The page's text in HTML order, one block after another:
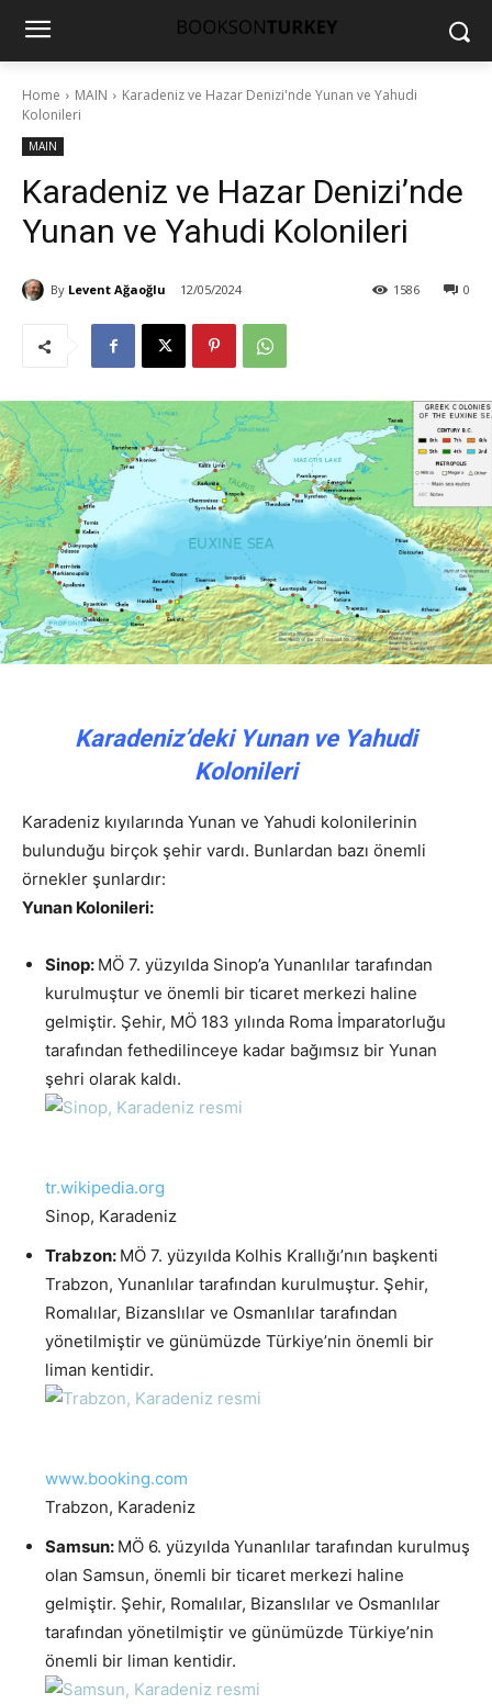
Home MAIN
Karadeniz ve Hazar Denizi'nde Yunan ve Yahudi
Kolonileri
MAIN
Karadeniz ve Hazar Denizi’nde
Yunan ve Yahudi Kolonileri
By Levent Ağaoğlu 12/05/2024 0
1586
Karadeniz’deki Yunan ve Yahudi
Kolonileri
Karadeniz kıyılarında Yunan ve Yahudi kolonilerinin
bulunduğu birçok şehir vardı. Bunlardan bazı önemli
örnekler şunlardır:
Yunan Kolonileri:
Sinop: MÖ 7. yüzyılda Sinop’a Yunanlılar tarafından
kurulmuştur ve önemli bir ticaret merkezi haline
gelmiştir. Şehir, MÖ 183 yılında Roma İmparatorluğu
tarafından fethedilinceye kadar bağımsız bir Yunan
şehri olarak kaldı.
tr.wikipedia.org
Sinop, Karadeniz
Trabzon: MÖ 7. yüzyılda Kolhis Krallığı’nın başkenti
Trabzon, Yunanlılar tarafından kurulmuştur. Şehir,
Romalılar, Bizanslılar ve Osmanlılar tarafından
yönetilmiştir ve günümüzde Türkiye’nin önemli bir
liman kentidir.
www.booking.com
Trabzon, Karadeniz
Samsun: MÖ 6. yüzyılda Yunanlılar tarafından kurulmuş
olan Samsun, önemli bir ticaret merkezi haline
gelmiştir. Şehir, Romalılar, Bizanslılar ve Osmanlılar
tarafından yönetilmiştir ve günümüzde Türkiye’nin
önemli bir liman kentidir.